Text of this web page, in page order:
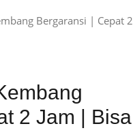
Bergaransi | Cepat 2
2 Jam | Bisa